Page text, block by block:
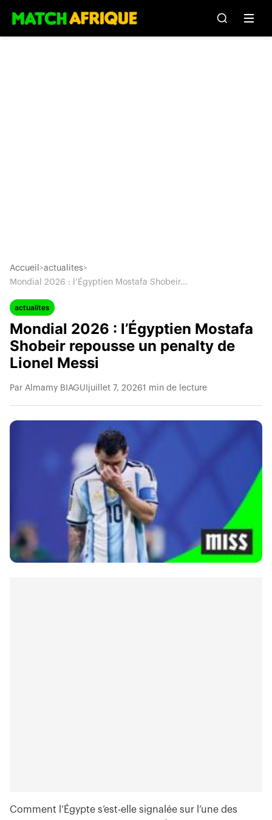
Accueil >actualites>
Mondial 2026 : l’Égyptien Mostafa Shobeir...
actualites
Mondial 2026 : l’Égyptien Mostafa
Shobeir repousse un penalty de
Lionel Messi
Par Almamy BIAGUI juillet 7, 20261 min de lecture
Comment l’Égypte s’est-elle signalée sur l’une des